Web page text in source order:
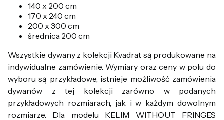
140 x 200 cm
170 x 240 cm
200 x 300 cm
średnica 200 cm
Wszystkie dywany z kolekcji Kvadrat są produkowane na
indywidualne zamówienie. Wymiary oraz ceny w polu do
wyboru są przykładowe, istnieje możliwość zamówienia
dywanów z tej kolekcji zarówno w podanych
przykładowych rozmiarach, jak i w każdym dowolnym
rozmiarze. Dla modelu KELIM WITHOUT FRINGES